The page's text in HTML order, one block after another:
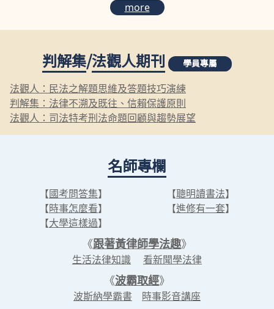
more
判解集/法觀人期刊 學員專屬
法觀人：民法之解題思維及答題技巧演練
判解集：法律不溯及既往、信賴保護原則
法觀人：司法特考刑法命題回顧與趨勢展望
名師專欄
【國考問答集】 【聰明讀書法】
【時事怎麼看】 【進修有一套】
【大學這樣過】
《跟著黃律師學法趣》
生活法律知識 看新聞學法律
《波霸取經》
波斯納學霸書 時事影音講座